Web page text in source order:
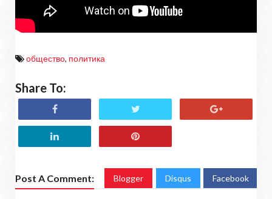
общество, политика
Share To:
Post A Comment: Blogger Disqus Facebook